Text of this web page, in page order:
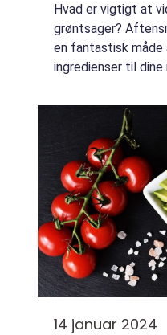
Hvad er vigtigt at
grøntsager?
en fantastisk
ingredienser til
du ikke kun øge dit
14 januar 2024